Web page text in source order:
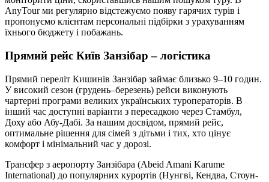
AnyTour ми регулярно відстежуємо появу гарячих турів і
пропонуємо клієнтам персональні підбірки з урахуванням
їхнього бюджету і побажань.
Прямий рейс Київ Занзібар – логістика
Прямий переліт Кишинів Занзібар займає близько 9–10 годин.
У високий сезон (грудень–березень) рейси виконують
чартерні програми великих українських туроператорів. В
інший час доступні варіанти з пересадкою через Стамбул,
Доху або Абу-Дабі. За нашим досвідом, прямий рейс,
оптимальне рішення для сімей з дітьми і тих, хто цінує
комфорт і мінімальний час у дорозі.
Трансфер з аеропорту Занзібара (Abeid Amani Karume
International) до популярних курортів (Нунгві, Кендва, Стоун-